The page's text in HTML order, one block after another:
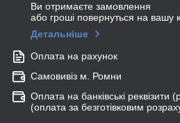
Ви отримаєте замовлення
або гроші повернуться на вашу
Детальніше
Оплата на рахунок
Самовивіз м. Ромни
Оплата на банківські реквізити
(оплата за безготівковим